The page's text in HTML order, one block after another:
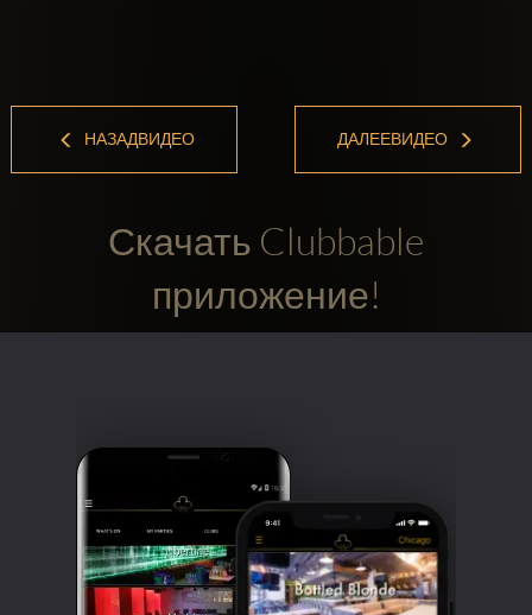
НАЗАДВИДЕО ДАЛЕЕВИДЕО
Скачать Clubbable
приложение!